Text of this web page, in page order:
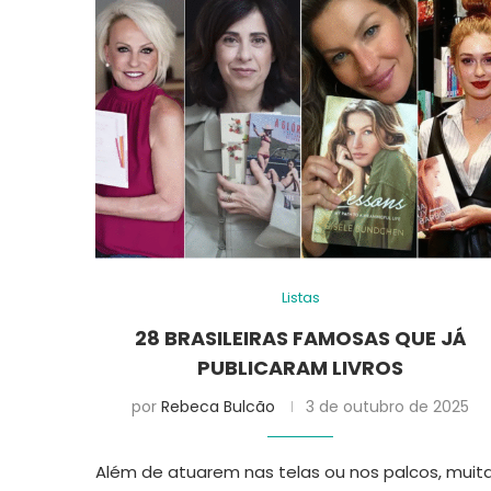
Listas
28 BRASILEIRAS FAMOSAS QUE JÁ
PUBLICARAM LIVROS
porRebeca Bulcão 3 de outubro de 2025
Além de atuarem nas telas ou nos palcos,